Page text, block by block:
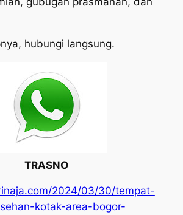
hubungi langsung.
TRASNO
2024/03/30/tempat-
kotak-area-bogor-